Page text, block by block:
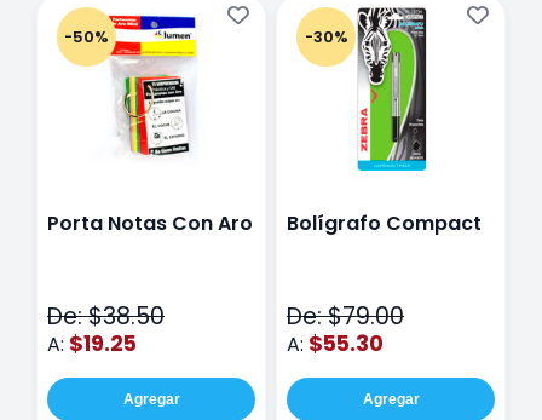
-50%
Porta Notas Con Aro
De: $38.50
A: $19.25
Agregar
-30%
Bolígrafo Compact
De: $79.00
A: $55.30
Agregar